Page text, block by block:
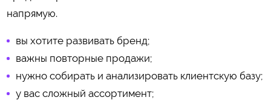
напрямую.
вы хотите развивать бренд;
важны повторные продажи;
нужно собирать и анализировать клиентскую базу;
у вас сложный ассортимент;